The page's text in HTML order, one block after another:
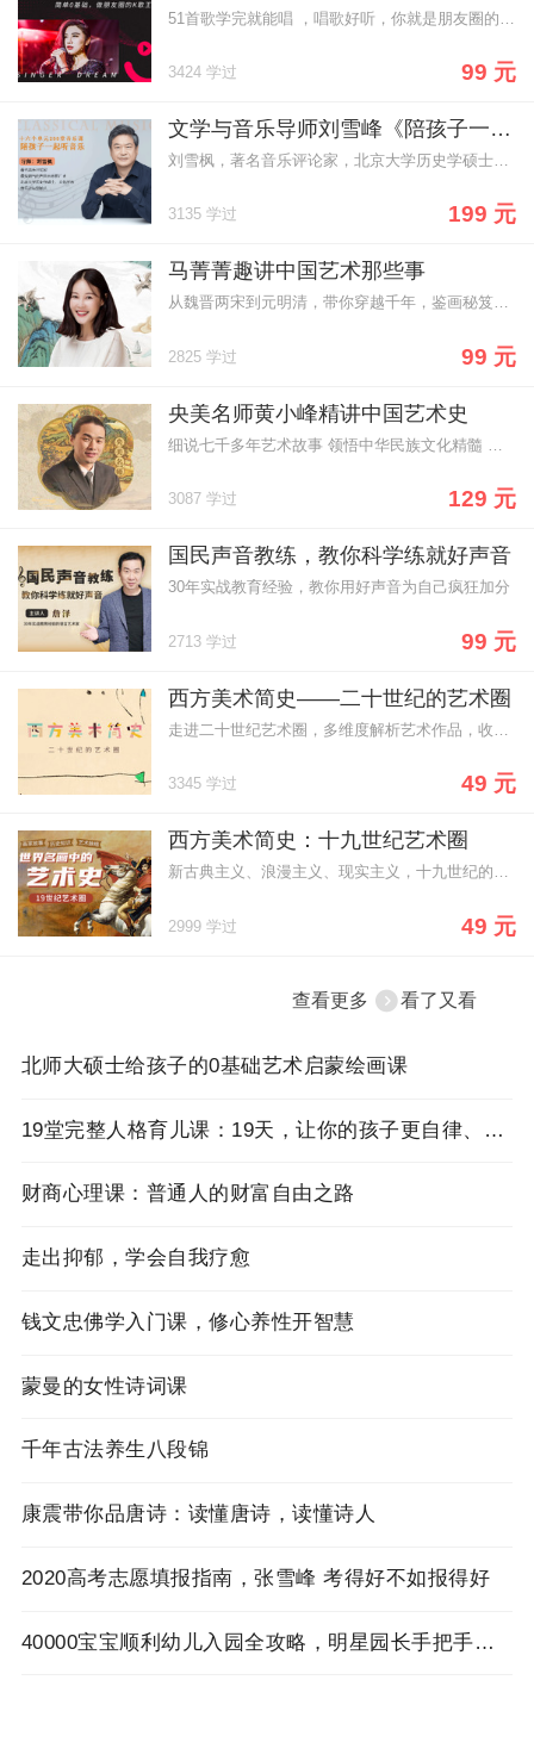
3424 学过 99 元
文学与音乐导师刘雪峰《陪孩子一起听音乐》
刘雪枫，著名音乐评论家，北京大学历史学硕士、音乐之友创始人
3135 学过 199 元
马菁菁趣讲中国艺术那些事
从魏晋两宋到元明清，带你穿越千年，鉴画秘笈风雅故事，一网打尽
2825 学过 99 元
央美名师黄小峰精讲中国艺术史
3087 学过 129 元
国民声音教练，教你科学练就好声音
30年实战教育经验，教你用好声音为自己疯狂加分
2713 学过 99 元
西方美术简史——二十世纪的艺术圈
3345 学过 49 元
西方美术简史：十九世纪艺术圈
新古典主义、浪漫主义、现实主义，十九世纪的战争动荡催生出纷繁复杂的艺术流派，也留下了层出不穷的世界名画，但有多少人能看懂它们呢？12节课，你对名画的了解将深刻且与众不同。
2999 学过 49 元
看了又看
查看更多
北师大硕士给孩子的0基础艺术启蒙绘画课
19堂完整人格育儿课：19天，让你的孩子更自律、懂感恩、高情商、能独立
财商心理课：普通人的财富自由之路
走出抑郁，学会自我疗愈
钱文忠佛学入门课，修心养性开智慧
蒙曼的女性诗词课
千年古法养生八段锦
康震带你品唐诗：读懂唐诗，读懂诗人
2020高考志愿填报指南，张雪峰 考得好不如报得好
40000宝宝顺利幼儿入园全攻略，明星园长手把手来教你！